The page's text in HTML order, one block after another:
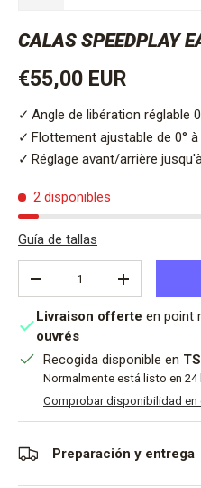
CALAS SPEEDPLAY
Precio normal
€55,00 EUR
Angle de libération réglable
Flottement ajustable de 0° à
Réglage avant/arrière
2 disponibles
Guía de tallas
DISMINUIR CANTIDADAUMENTAR
Livraison offerte en point
ouvrés
Recogida disponible en
Normalmente está listo en 24
Comprobar disponibilidad
Preparación y entrega